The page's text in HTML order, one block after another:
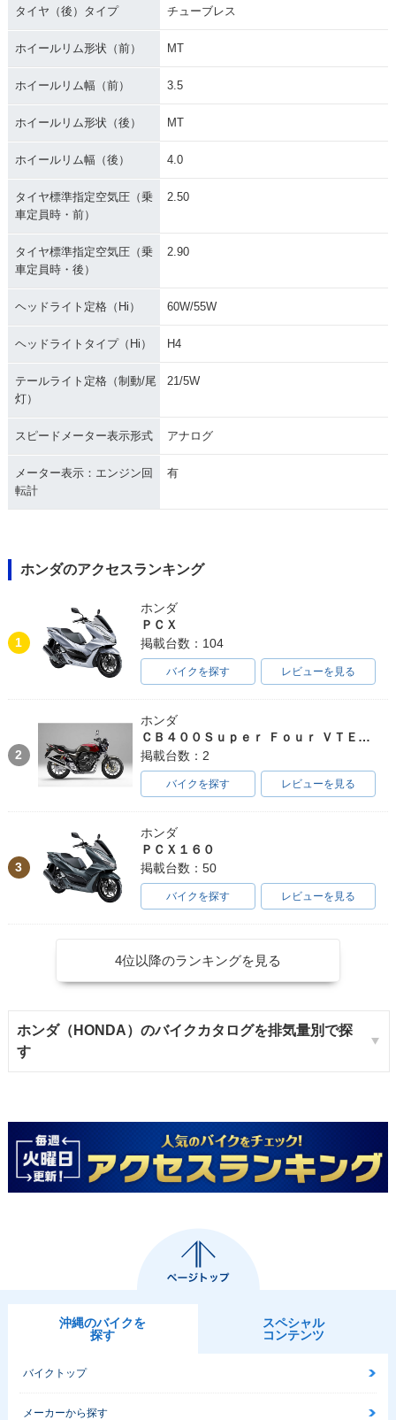
タイヤ（後）タイプ チューブレス
ホイールリム形状（前） MT
ホイールリム幅（前） 3.5
ホイールリム形状（後） MT
ホイールリム幅（後） 4.0
タイヤ標準指定空気圧（乗
車定員時・前）
2.50
タイヤ標準指定空気圧（乗
車定員時・後）
2.90
ヘッドライト定格（Hi） 60W/55W
ヘッドライトタイプ（Hi） H4
テールライト定格（制動/尾
灯）
21/5W
スピードメーター表示形式 アナログ
メーター表示：エンジン回
転計
有
ホンダのアクセスランキング
1
ホンダ
ＰＣＸ
掲載台数：104
バイクを探す レビューを見る
2
ホンダ
ＣＢ４００Ｓｕｐｅｒ Ｆｏｕｒ ＶＴＥＣ ＳＰＥＣ３
掲載台数：2
バイクを探す レビューを見る
3
ホンダ
ＰＣＸ１６０
掲載台数：50
バイクを探す レビューを見る
4位以降のランキングを見る
ホンダ（HONDA）のバイクカタログを排気量別で探
す
沖縄のバイクを
探す
スペシャル
コンテンツ
バイクトップ
メーカーから探す